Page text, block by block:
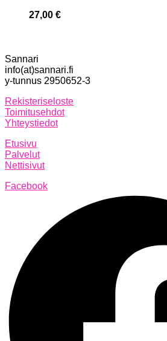
27,00 €
Sannari
info(at)sannari.fi
y-tunnus 2950652-3
Rekisteriseloste
Toimitusehdot
Yhteystiedot
Etusivu
Palvelut
Nettisivut
Facebook